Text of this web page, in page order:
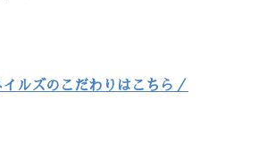
イルズのこだわりはこちら／